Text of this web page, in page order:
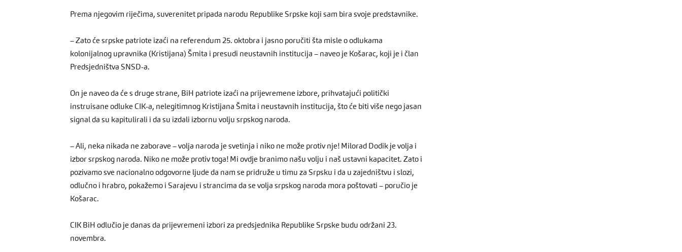
Prema njegovim riječima, suverenitet pripada narodu Republike Srpske koji sam bira svoje predstavnike.
– Zato će srpske patriote izaći na referendum 25. oktobra i jasno poručiti šta misle o odlukama
kolonijalnog upravnika (Kristijana) Šmita i presudi neustavnih institucija – naveo je Košarac, koji je i član
Predsjedništva SNSD-a.
On je naveo da će s druge strane, BiH patriote izaći na prijevremene izbore, prihvatajući politički
instruisane odluke CIK-a, nelegitimnog Kristijana Šmita i neustavnih institucija, što će biti više nego jasan
signal da su kapitulirali i da su izdali izbornu volju srpskog naroda.
– Ali, neka nikada ne zaborave – volja naroda je svetinja i niko ne može protiv nje! Milorad Dodik je volja i
izbor srpskog naroda. Niko ne može protiv toga! Mi ovdje branimo našu volju i naš ustavni kapacitet. Zato i
pozivamo sve nacionalno odgovorne ljude da nam se pridruže u timu za Srpsku i da u zajedništvu i slozi,
odlučno i hrabro, pokažemo i Sarajevu i strancima da se volja srpskog naroda mora poštovati – poručio je
Košarac.
CIK BiH odlučio je danas da prijevremeni izbori za predsjednika Republike Srpske budu održani 23.
novembra.